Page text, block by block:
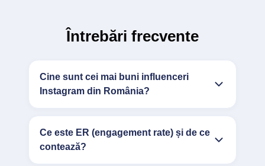
Întrebări frecvente
Cine sunt cei mai buni influenceri
Instagram din România?
Ce este ER (engagement rate) și de ce
contează?